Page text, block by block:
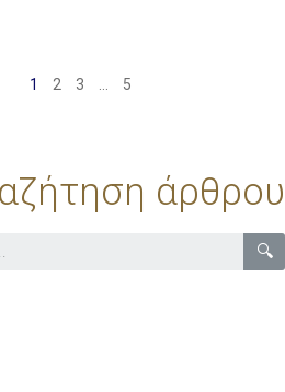
1 2 3 … 5
άρθρου
🔍